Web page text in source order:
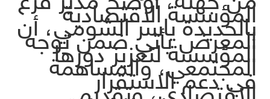
المؤسسة الاقتصادية
بالحديدة ياسر الشومي، أن
المعرض يأتي ضمن توجه
المؤسسة لتعزيز دورها
المجتمعي، والمساهمة
في دعم الاستقرار